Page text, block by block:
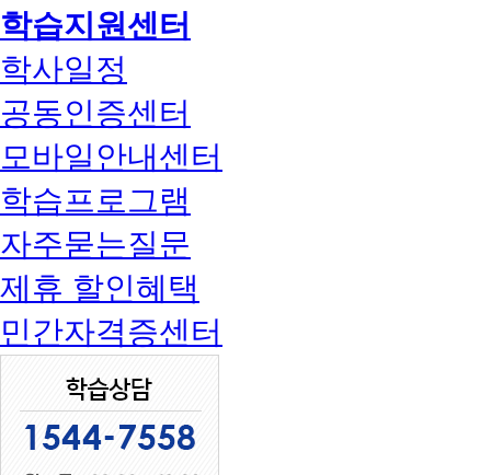
학습지원센터
학사일정
공동인증센터
모바일안내센터
학습프로그램
자주묻는질문
제휴 할인혜택
민간자격증센터